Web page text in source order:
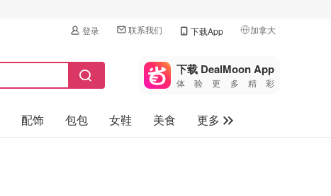
登录 联系我们 下载App 加拿大
🇺🇸
美国
🇨🇳中国
🇨🇦加拿大
下载 DealMoon App
体验更多精彩
配饰 包包 女鞋 美食
更多